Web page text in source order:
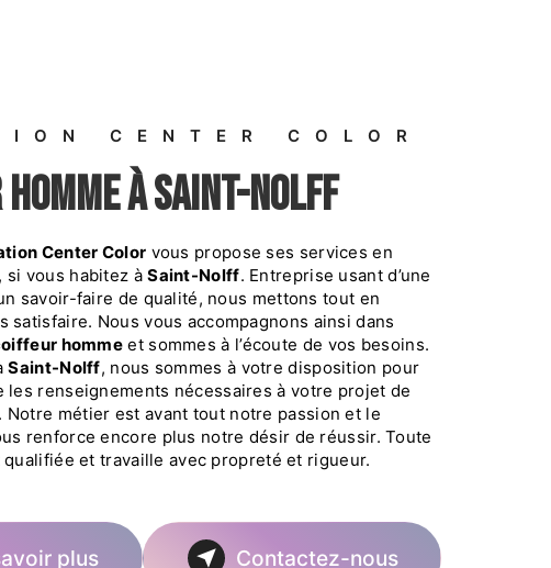
CENTER COLOR
à Saint-Nolff
Center Color vous propose ses services en
, si vous habitez àSaint-Nolff. Entreprise usant d’une
savoir-faire de qualité, nous mettons tout en
satisfaire. Nous vous accompagnons ainsi dans
homme et sommes à l’écoute de vos besoins.
Saint-Nolff, nous sommes à votre disposition pour
les renseignements nécessaires à votre projet de
. Notre métier est avant tout notre passion et le
renforce encore plus notre désir de réussir. Toute
et travaille avec propreté et rigueur.
plus Contactez-nous